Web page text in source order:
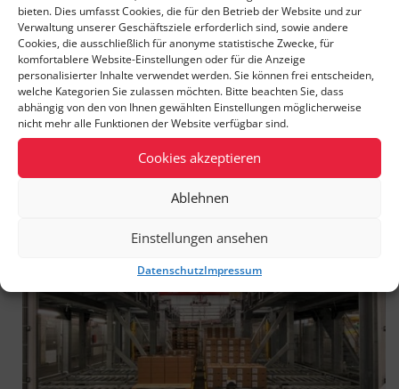
bieten. Dies umfasst Cookies, die für den Betrieb der Website und zur
Verwaltung unserer Geschäftsziele erforderlich sind, sowie andere
Cookies, die ausschließlich für anonyme statistische Zwecke, für
komfortablere Website-Einstellungen oder für die Anzeige
personalisierter Inhalte verwendet werden. Sie können frei entscheiden,
welche Kategorien Sie zulassen möchten. Bitte beachten Sie, dass
abhängig von den von Ihnen gewählten Einstellungen möglicherweise
nicht mehr alle Funktionen der Website verfügbar sind.
Cookies akzeptieren
Ablehnen
Einstellungen ansehen
DatenschutzImpressum